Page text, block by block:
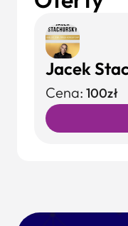
Jacek
Cena: 100zł